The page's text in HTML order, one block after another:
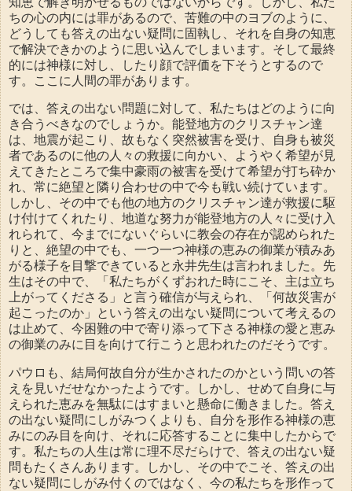
ちの心の内には罪があるので、苦難の中のヨブのように、
どうしても答えの出ない疑問に固執し、それを自身の知恵
で解決できかのように思い込んでしまいます。そして最終
的には神様に対し、したり顔で評価を下そうとするので
す。ここに人間の罪があります。
では、答えの出ない問題に対して、私たちはどのように向
き合うべきなのでしょうか。能登地方のクリスチャン達
は、地震が起こり、故もなく突然被害を受け、自身も被災
者であるのに他の人々の救援に向かい、ようやく希望が見
えてきたところで集中豪雨の被害を受けて希望が打ち砕か
れ、常に絶望と隣り合わせの中で今も戦い続けています。
しかし、その中でも他の地方のクリスチャン達が救援に駆
け付けてくれたり、地道な努力が能登地方の人々に受け入
れられて、今までにないぐらいに教会の存在が認められた
りと、絶望の中でも、一つ一つ神様の恵みの御業が積みあ
がる様子を目撃できていると永井先生は言われました。先
生はその中で、「私たちがくずおれた時にこそ、主は立ち
上がってくださる」と言う確信が与えられ、「何故災害が
起こったのか」という答えの出ない疑問について考えるの
は止めて、今困難の中で寄り添って下さる神様の愛と恵み
の御業のみに目を向けて行こうと思われたのだそうです。
パウロも、結局何故自分が生かされたのかという問いの答
えを見いだせなかったようです。しかし、せめて自身に与
えられた恵みを無駄にはすまいと懸命に働きました。答え
の出ない疑問にしがみつくよりも、自分を形作る神様の恵
みにのみ目を向け、それに応答することに集中したからで
す。私たちの人生は常に理不尽だらけで、答えの出ない疑
問もたくさんあります。しかし、その中でこそ、答えの出
ない疑問にしがみ付くのではなく、今の私たちを形作って